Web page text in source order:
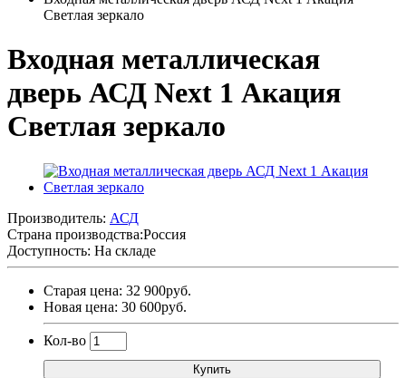
Светлая зеркало
Входная металлическая
дверь АСД Next 1 Акация
Светлая зеркало
Производитель: АСД
Страна производства:Россия
Доступность: На складе
Старая цена: 32 900руб.
Новая цена: 30 600руб.
Кол-во
Купить